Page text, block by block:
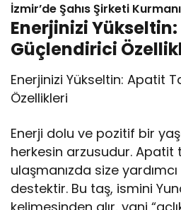
İzmir’de Şahıs Şirketi
Enerjinizi Yükseltin:
Güçlendirici
Enerjinizi Yükseltin: Apatit
Özellikleri
Enerji dolu ve pozitif bir
herkesin arzusudur. Apatit
ulaşmanızda size
destektir. Bu taş, ismini